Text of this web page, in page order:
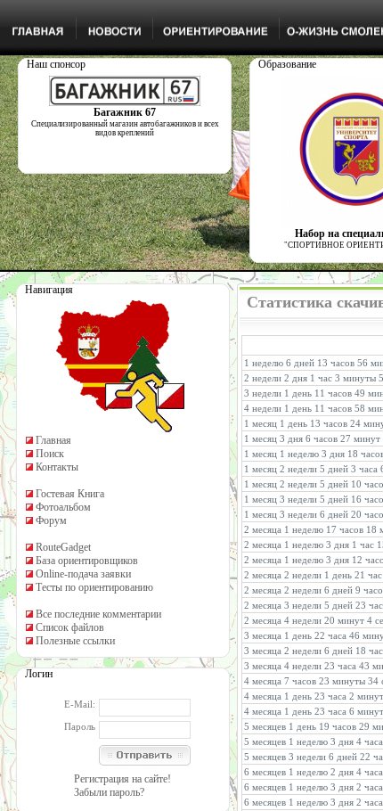
Наш спонсор
Багажник 67
Специализированный магазин автобагажников и всех
видов креплений
Образование
Набор на
"СПОРТИВНОЕ
Навигация
Главная
Поиск
Контакты
Гостевая Книга
Фотоальбом
Форум
RouteGadget
База ориентировщиков
Online-подача заявки
Тесты по ориентированию
Все последние комментарии
Список файлов
Полезные ссылки
Логин
E-Mail:
Пароль
Регистрация на сайте!
Забыли пароль?
Статистика
1 неделю 6 дней 13 часов 56
2 недели 2 дня 1 час 3 минуты
3 недели 1 день 11 часов 49
4 недели 1 день 11 часов 58
1 месяц 1 день 13 часов 24
1 месяц 3 дня 6 часов 27 минут
1 месяц 1 неделю 3 дня 18
1 месяц 2 недели 5 дней 3 часа
1 месяц 2 недели 5 дней 10
1 месяц 3 недели 5 дней 16
1 месяц 3 недели 6 дней 20
2 месяца 1 неделю 17 часов 18
2 месяца 1 неделю 3 дня 1 час
2 месяца 1 неделю 3 дня 12
2 месяца 2 недели 1 день 21
2 месяца 2 недели 6 дней 9
2 месяца 3 недели 5 дней 23
2 месяца 4 недели 20 минут 4
3 месяца 1 день 22 часа 46
3 месяца 2 недели 6 дней 18
3 месяца 4 недели 23 часа 43
4 месяца 7 часов 23 минуты 34
4 месяца 1 день 23 часа 2
4 месяца 1 день 23 часа 6
5 месяцев 1 день 19 часов 29
5 месяцев 1 неделю 3 дня 4
5 месяцев 3 недели 6 дней 22
6 месяцев 1 неделю 2 дня 4
6 месяцев 1 неделю 3 дня 2
6 месяцев 1 неделю 3 дня 2